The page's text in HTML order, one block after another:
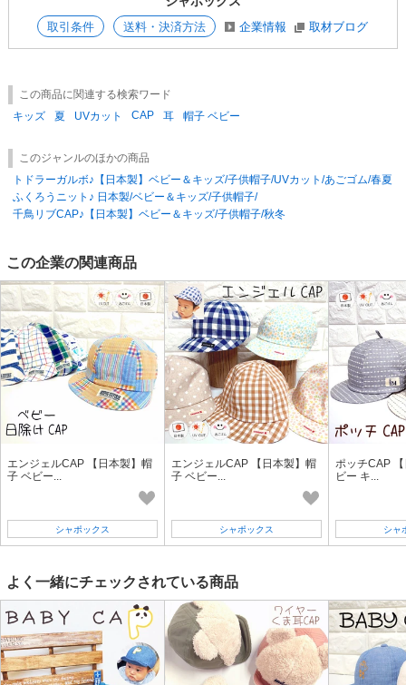
の為、ご注文いただいたタイミングびよっては売り違いが生じる場合がご
ざいます。
万が一完売の場合はご了承ください。
取引条件 送料・決済方法 企業情報 取材ブログ
この商品に関連する検索ワード
キッズ
夏 UVカット CAP 耳 帽子 ベビー
このジャンルのほかの商品
トドラーガルボ♪【日本製】ベビー＆キッズ/子供帽子/UVカット/あごゴム/春夏
ふくろうニット♪ 日本製/ベビー＆キッズ/子供帽子/
千鳥リブCAP♪【日本製】ベビー＆キッズ/子供帽子/秋冬
この企業の関連商品
エンジェルCAP 【日本製】帽
子 ベビー...
シャポックス
エンジェルCAP 【日本製】帽
子 ベビー...
シャポックス
ポッチCAP
ビー キ...
シャ
よく一緒にチェックされている商品